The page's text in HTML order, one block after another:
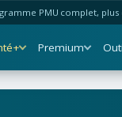
PMU complet,
Premium